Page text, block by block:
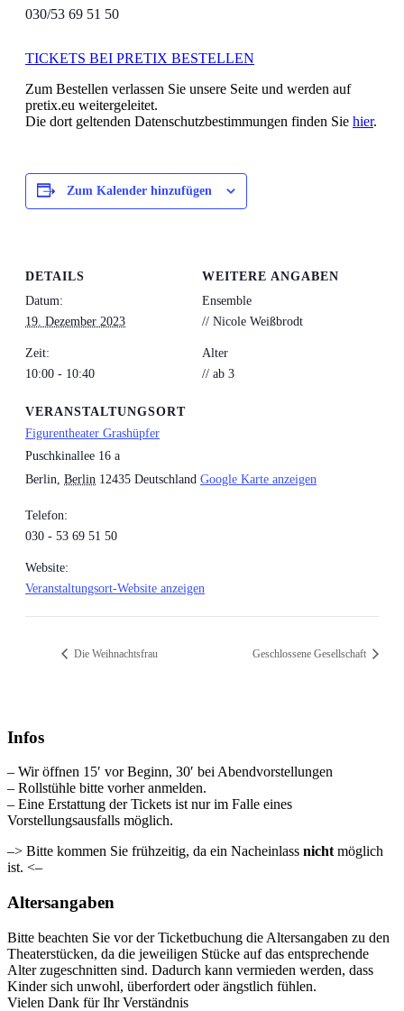
030/53 69 51 50
TICKETS BEI PRETIX BESTELLEN
Zum Bestellen verlassen Sie unsere Seite und werden auf
pretix.eu weitergeleitet.
Die dort geltenden Datenschutzbestimmungen finden Sie hier.
Zum Kalender hinzufügen
DETAILS
Datum:
19. Dezember 2023
Zeit:
10:00 - 10:40
VERANSTALTUNGSORT
Figurentheater Grashüpfer
Puschkinallee 16 a
Berlin Berlin 12435 Deutschland Google Karte anzeigen
Telefon:
030 - 53 69 51 50
Website:
Veranstaltungsort-Website anzeigen
WEITERE ANGABEN
Ensemble
// Nicole Weißbrodt
Alter
// ab 3
Die Weihnachtsfrau Geschlossene Gesellschaft
Infos
– Wir öffnen 15′ vor Beginn, 30′ bei Abendvorstellungen
– Rollstühle bitte vorher anmelden.
– Eine Erstattung der Tickets ist nur im Falle eines
Vorstellungsausfalls möglich.
–> Bitte kommen Sie frühzeitig, da ein Nacheinlass nicht möglich
ist. <–
Altersangaben
Bitte beachten Sie vor der Ticketbuchung die Altersangaben zu den
Theaterstücken, da die jeweiligen Stücke auf das entsprechende
Alter zugeschnitten sind. Dadurch kann vermieden werden, dass
Kinder sich unwohl, überfordert oder ängstlich fühlen.
Vielen Dank für Ihr Verständnis